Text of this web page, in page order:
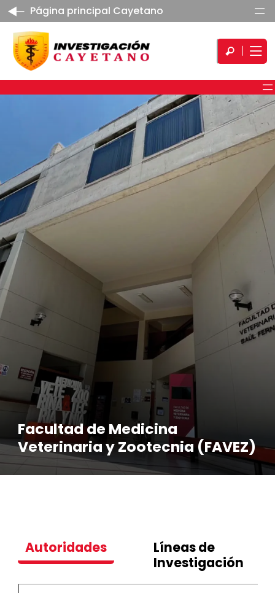
Página principal Cayetano
Facultad de Medicina
Veterinaria y Zootecnia (FAVEZ)
Autoridades
Líneas de
Investigación